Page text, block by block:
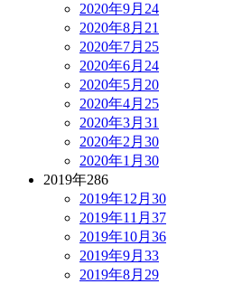
2020年9月 24
2020年8月 21
2020年7月 25
2020年6月 24
2020年5月 20
2020年4月 25
2020年3月 31
2020年2月 30
2020年1月 30
2019年286
2019年12月 30
2019年11月 37
2019年10月 36
2019年9月 33
2019年8月 29